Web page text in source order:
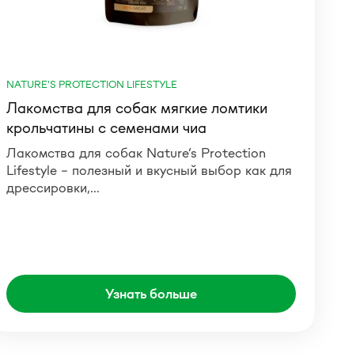
NATURE'S PROTECTION LIFESTYLE
Лакомства для собак мягкие ломтики
крольчатины с семенами чиа
Лакомства для собак Nature’s Protection
Lifestyle – полезный и вкусный выбор как для
дрессировки,…
Узнать больше